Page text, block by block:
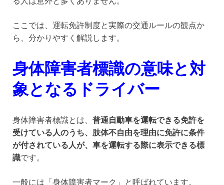
ここでは、運転免許制度と実際の交通ルールの観点か
ら、分かりやすく解説します。
身体障害者標識の意味と対
象となるドライバー
身体障害者標識とは、 普通自動車を運転できる免許を
受けている人のうち、肢体不自由を理由に免許に条件
が付されている人が、車を運転する際に表示できる標
識です。
一般には「身体障害者マーク」と呼ばれています。